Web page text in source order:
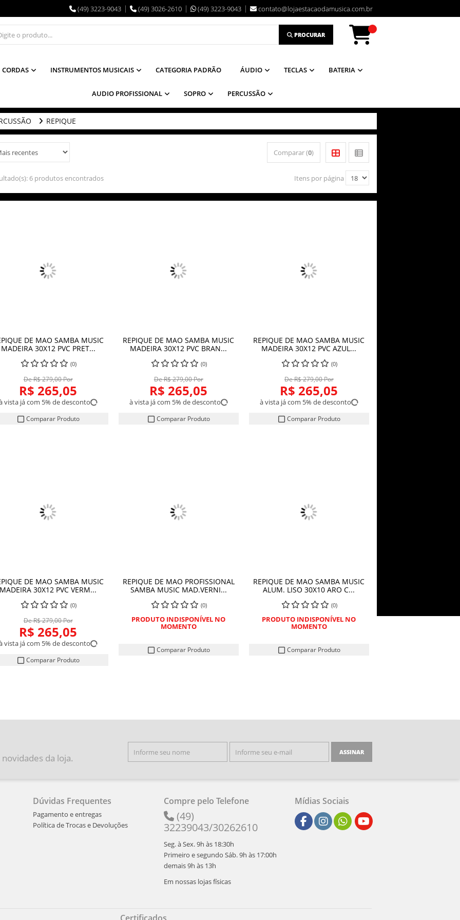
(49) 3223-9043 (49) 3026-2610 (49) 3223-9043 contato@lojaestacaodamusica.com.br
PROCURAR
CORDAS INSTRUMENTOS MUSICAIS CATEGORIA PADRÃO ÁUDIO TECLAS BATERIA
AUDIO PROFISSIONAL SOPRO PERCUSSÃO
REPIQUE
Comparar (0)
6 produtos encontrados Itens por página
COMPRAR
DE MAO SAMBA MUSIC
MADEIRA 30X12 PVC PRET...
(0)
De R$ 279,00 Por
R$ 265,05
vista já com 5% de desconto
Comparar Produto
COMPRAR
REPIQUE DE MAO SAMBA MUSIC
MADEIRA 30X12 PVC BRAN...
(0)
De R$ 279,00 Por
R$ 265,05
à vista já com 5% de desconto
Comparar Produto
COMPRAR
REPIQUE DE MAO SAMBA MUSIC
MADEIRA 30X12 PVC AZUL...
(0)
De R$ 279,00 Por
R$ 265,05
à vista já com 5% de desconto
Comparar Produto
COMPRAR
DE MAO SAMBA MUSIC
MADEIRA 30X12 PVC VERM...
(0)
De R$ 279,00 Por
R$ 265,05
vista já com 5% de desconto
Comparar Produto
COMPRAR
REPIQUE DE MAO PROFISSIONAL
SAMBA MUSIC MAD.VERNI...
(0)
PRODUTO INDISPONÍVEL NO
MOMENTO
Comparar Produto
COMPRAR
REPIQUE DE MAO SAMBA MUSIC
ALUM. LISO 30X10 ARO C...
(0)
PRODUTO INDISPONÍVEL NO
MOMENTO
Comparar Produto
da loja.
ASSINAR
Dúvidas Frequentes
Pagamento e entregas
Política de Trocas e Devoluções
Compre pelo Telefone
(49)
32239043/30262610
Seg. à Sex. 9h às 18:30h
Primeiro e segundo Sáb. 9h às 17:00h
demais 9h às 13h
Em nossas lojas físicas
Mídias Sociais
Certificados